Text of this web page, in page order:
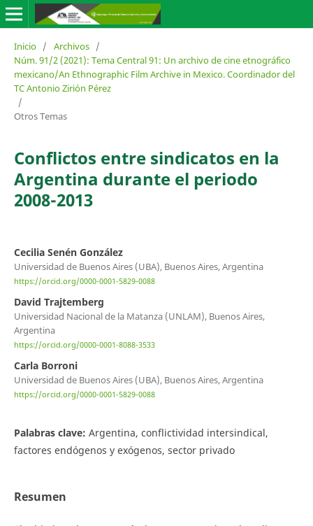
Inicio / Archivos /
Núm. 91/2 (2021): Tema Central 91: Un archivo de cine etnográfico
mexicano/An Ethnographic Film Archive in Mexico. Coordinador del
TC Antonio Zirión Pérez
/
Otros Temas
Conflictos entre sindicatos en la
Argentina durante el periodo
2008-2013
Cecilia Senén González
Universidad de Buenos Aires (UBA), Buenos Aires, Argentina
https://orcid.org/0000-0001-5829-0088
David Trajtemberg
Universidad Nacional de la Matanza (UNLAM), Buenos Aires,
Argentina
https://orcid.org/0000-0001-8088-3533
Carla Borroni
Universidad de Buenos Aires (UBA), Buenos Aires, Argentina
https://orcid.org/0000-0001-5829-0088
Palabras clave: Argentina, conflictividad intersindical,
factores endógenos y exógenos, sector privado
Resumen